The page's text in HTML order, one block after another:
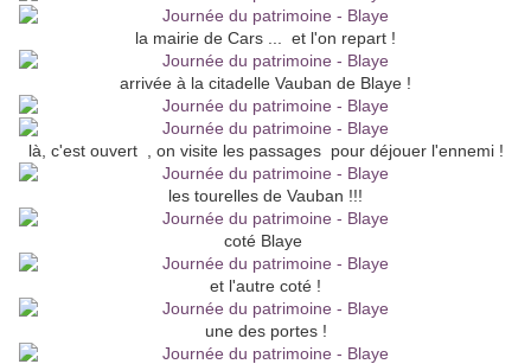
la mairie de Cars ... et l'on repart !
arrivée à la citadelle Vauban de Blaye !
là, c'est ouvert , on visite les passages pour déjouer l'ennemi !
les tourelles de Vauban !!!
coté Blaye
et l'autre coté !
une des portes !